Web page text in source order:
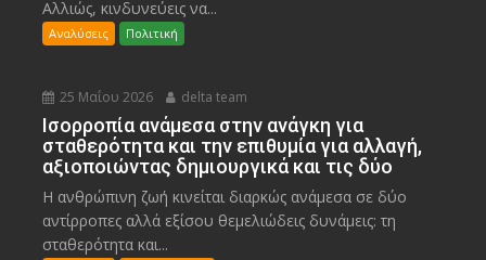
Αλλιώς, κινδυνεύεις να...
Αναλύσεις Πολιτική
25 Μαΐου 2026 delta team
Ισορροπία ανάμεσα στην ανάγκη για
σταθερότητα και την επιθυμία για αλλαγή,
αξιοποιώντας δημιουργικά και τις δύο
Η ανθρώπινη ζωή κινείται διαρκώς ανάμεσα σε δύο
αντίρροπες αλλά εξίσου θεμελιώδεις δυνάμεις: τη
σταθερότητα και...